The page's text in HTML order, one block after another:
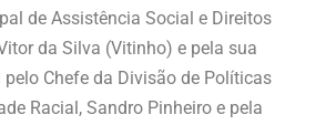
de Assistência Social e Direitos
da Silva (Vitinho) e pela sua
Chefe da Divisão de Políticas
Racial, Sandro Pinheiro e pela